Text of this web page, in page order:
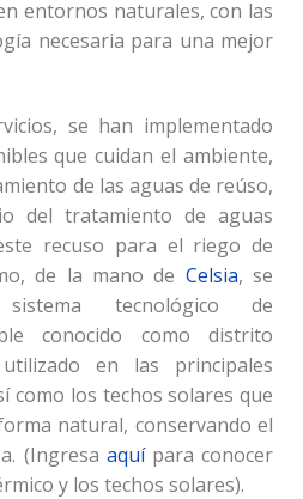
entornos naturales, con las
necesaria para una mejor
se han implementado
que cuidan el ambiente,
de las aguas de reúso,
del tratamiento de aguas
recuso para el riego de
de la mano de Celsia, se
tecnológico de
conocido como distrito
en las principales
como los techos solares que
natural, conservando el
(Ingresa aquípara conocer
y los techos solares).